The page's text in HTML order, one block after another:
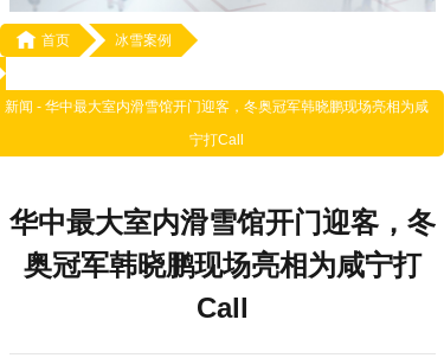
关于我们
 首页 冰雪案例
新闻 - 华中最大室内滑雪馆开门迎客，冬奥冠军韩晓鹏现场亮相为咸
宁打Call
华中最大室内滑雪馆开门迎客，冬
奥冠军韩晓鹏现场亮相为咸宁打
Call